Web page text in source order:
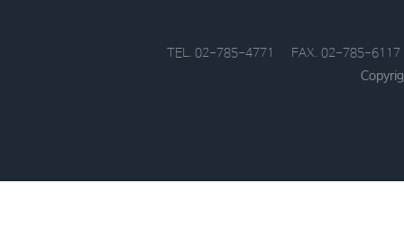
TEL. 02-785-4771
FAX. 02-785-6117